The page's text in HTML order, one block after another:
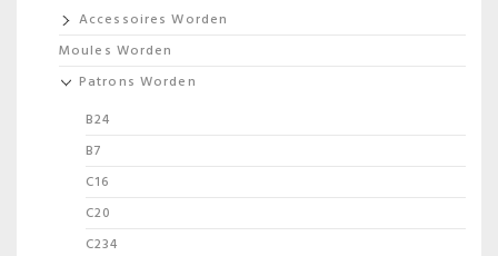
Accessoires Worden
Moules Worden
Patrons Worden
B24
B7
C16
C20
C234